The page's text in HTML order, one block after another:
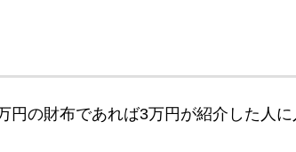
円の財布であれば3万円が紹介した人に